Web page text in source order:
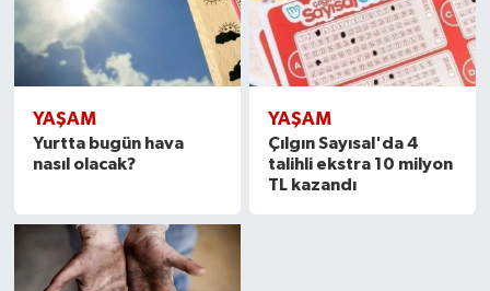
YAŞAM
Yurtta bugün hava
nasıl olacak?
YAŞAM
Çılgın Sayısal'da 4
talihli ekstra 10 milyon
TL kazandı